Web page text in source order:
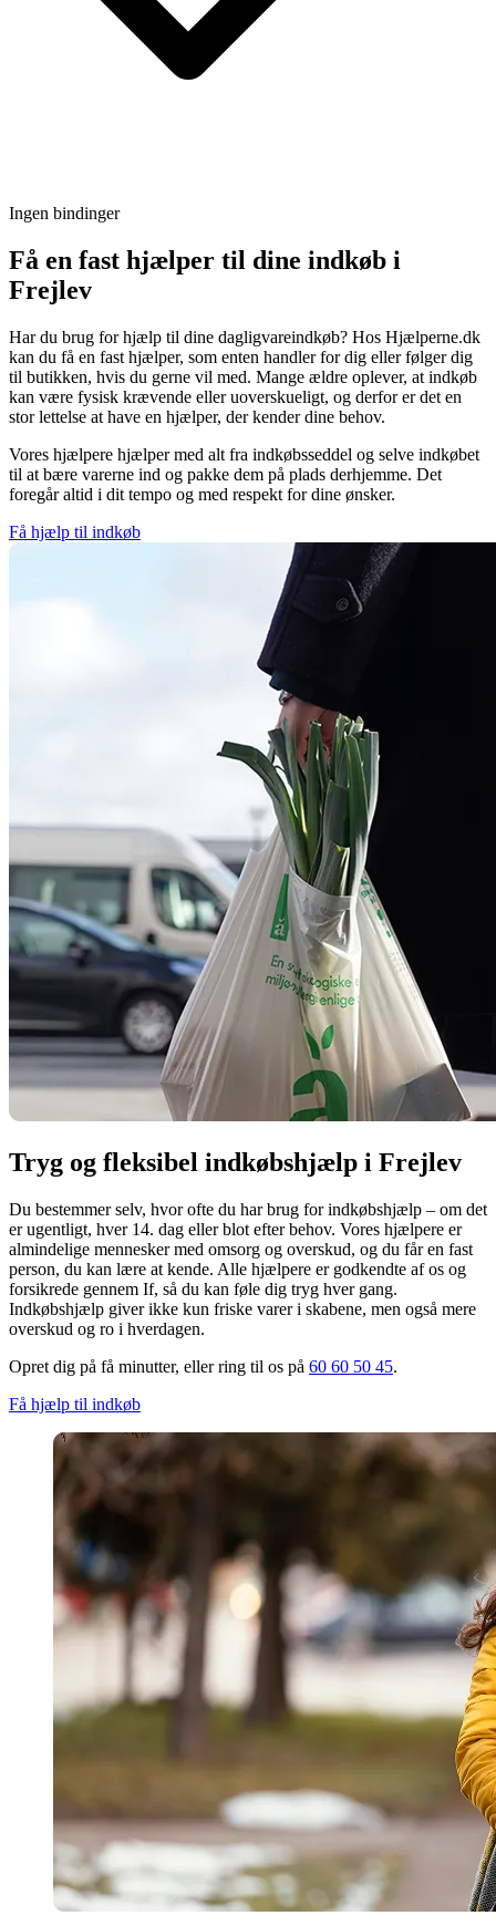
Ingen bindinger
Få en fast hjælper til dine indkøb i
Frejlev
Har du brug for hjælp til dine dagligvareindkøb? Hos Hjælperne.dk
kan du få en fast hjælper, som enten handler for dig eller følger dig
til butikken, hvis du gerne vil med. Mange ældre oplever, at indkøb
kan være fysisk krævende eller uoverskueligt, og derfor er det en
stor lettelse at have en hjælper, der kender dine behov.
Vores hjælpere hjælper med alt fra indkøbsseddel og selve indkøbet
til at bære varerne ind og pakke dem på plads derhjemme. Det
foregår altid i dit tempo og med respekt for dine ønsker.
Få hjælp til indkøb
Tryg og fleksibel indkøbshjælp i Frejlev
Du bestemmer selv, hvor ofte du har brug for indkøbshjælp – om det
er ugentligt, hver 14. dag eller blot efter behov. Vores hjælpere er
almindelige mennesker med omsorg og overskud, og du får en fast
person, du kan lære at kende. Alle hjælpere er godkendte af os og
forsikrede gennem If, så du kan føle dig tryg hver gang.
Indkøbshjælp giver ikke kun friske varer i skabene, men også mere
overskud og ro i hverdagen.
Opret dig på få minutter, eller ring til os på 60 60 50 45.
Få hjælp til indkøb